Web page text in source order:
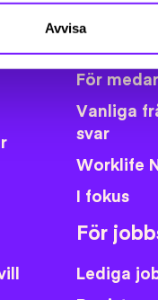
AvvisaGenvägar
För
Vanliga
svar
Worklife
I fokus
För
Lediga